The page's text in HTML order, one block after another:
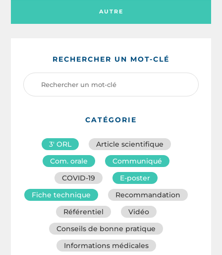
AUTRE
RECHERCHER UN MOT-CLÉ
CATÉGORIE
3′ ORL
Article scientifique
Com. orale
Communiqué
COVID-19
E-poster
Fiche technique
Recommandation
Référentiel
Vidéo
Conseils de bonne pratique
Informations médicales